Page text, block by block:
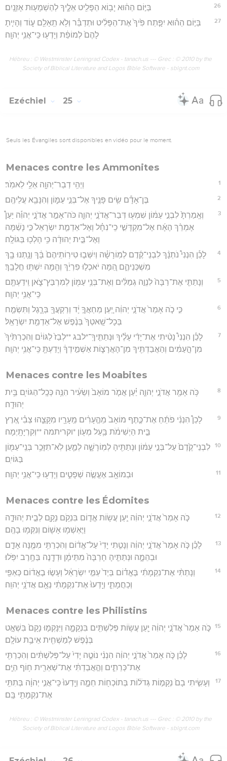
26 בַּיּ֣וֹם הַה֔וּא יָב֥וֹא הַפָּלִ֖יט אֵלֶ֑יךָ לְהַשְׁמָע֖וּת אָזְנָֽיִם׃
27
בַּיּ֣וֹם הַה֗וּא יִפָּ֤תַח פִּ֙יךָ֙ אֶת־הַפָּלִ֔יט וּתְדַבֵּ֕ר וְלֹ֥א תֵֽאָלֵ֖ם ע֑וֹד וְהָיִ֤יתָ
לָהֶם֙ לְמוֹפֵ֔ת וְיָדְע֖וּ כִּֽי־אֲנִ֥י יְהוָֽה׃
Hébreu : © Westminster Leningrad Codex - tanach.us --- Grec : © 2010 by the
Society of Biblical Literature and Logos Bible Software - sblgnt.com
Ezéchiel 25
Seuls les Évangiles sont disponibles en vidéo pour le moment.
Menaces contre les Ammonites
1 וַיְהִ֥י דְבַר־יְהוָ֖ה אֵלַ֥י לֵאמֹֽר׃
2 בֶּן־אָדָ֕ם שִׂ֥ים פָּנֶ֖יךָ אֶל־בְּנֵ֣י עַמּ֑וֹן וְהִנָּבֵ֖א עֲלֵיהֶֽם׃
3
וְאָֽמַרְתָּ֙ לִבְנֵ֣י עַמּ֔וֹן שִׁמְע֖וּ דְּבַר־אֲדֹנָ֣י יְהוִ֑ה כֹּה־אָמַ֣ר אֲדֹנָ֣י יְהוִ֡ה יַעַן֩
אָמְרֵ֨ךְ הֶאָ֜ח אֶל־מִקְדָּשִׁ֣י כִֽי־נִחָ֗ל וְאֶל־אַדְמַ֤ת יִשְׂרָאֵל֙ כִּ֣י נָשַׁ֔מָּה
וְאֶל־בֵּ֣ית יְהוּדָ֔ה כִּ֥י הָלְכ֖וּ בַּגּוֹלָֽה׃
4
לָכֵ֡ן הִנְנִי֩ נֹתְנָ֨ךְ לִבְנֵי־קֶ֜דֶם לְמֽוֹרָשָׁ֗ה וְיִשְּׁב֤וּ טִירֽוֹתֵיהֶם֙ בָּ֔ךְ וְנָ֥תְנוּ בָ֖ךְ
מִשְׁכְּנֵיהֶ֑ם הֵ֚מָּה יֹאכְל֣וּ פִרְיֵ֔ךְ וְהֵ֖מָּה יִשְׁתּ֥וּ חֲלָבֵֽךְ׃
5
וְנָתַתִּ֤י אֶת־רַבָּה֙ לִנְוֵ֣ה גְמַלִּ֔ים וְאֶת־בְּנֵ֥י עַמּ֖וֹן לְמִרְבַּץ־צֹ֑אן וִֽידַעְתֶּ֖ם
כִּֽי־אֲנִ֥י יְהוָֽה׃
6
כִּ֣י כֹ֤ה אָמַר֙ אֲדֹנָ֣י יְהוִ֔ה יַ֚עַן מַחְאֲךָ֣ יָ֔ד וְרַקְעֲךָ֖ בְּרָ֑גֶל וַתִּשְׂמַ֤ח
בְּכָל־שָֽׁאטְךָ֙ בְּנֶ֔פֶשׁ אֶל־אַדְמַ֖ת יִשְׂרָאֵֽל׃
7
לָכֵ֡ן הִנְנִי֩ נָטִ֨יתִי אֶת־יָדִ֜י עָלֶ֗יךָ וּנְתַתִּ֤יךָֽ־*לבג **לְבַז֙ לַגּוֹיִ֔ם וְהִכְרַתִּ֙יךָ֙
מִן־הָ֣עַמִּ֔ים וְהַאֲבַדְתִּ֖יךָ מִן־הָאֲרָצ֑וֹת אַשְׁמִ֣ידְךָ֔ וְיָדַעְתָּ֖ כִּֽי־אֲנִ֥י יְהוָֽה׃
Menaces contre les Moabites
8
כֹּ֥ה אָמַ֖ר אֲדֹנָ֣י יְהוִ֑ה יַ֗עַן אֲמֹ֤ר מוֹאָב֙ וְשֵׂעִ֔יר הִנֵּ֥ה כְּכָֽל־הַגּוֹיִ֖ם בֵּ֥ית
יְהוּדָֽה׃
9
לָכֵן֩ הִנְנִ֨י פֹתֵ֜חַ אֶת־כֶּ֤תֶף מוֹאָב֙ מֵהֶ֣עָרִ֔ים מֵֽעָרָ֖יו מִקָּצֵ֑הוּ צְבִ֗י אֶ֚רֶץ
בֵּ֣ית הַיְשִׁימֹ֔ת בַּ֥עַל מְע֖וֹן *וקריתמה **וְקִרְיָתָֽיְמָה׃
10
לִבְנֵי־קֶ֙דֶם֙ עַל־בְּנֵ֣י עַמּ֔וֹן וּנְתַתִּ֖יהָ לְמֽוֹרָשָׁ֑ה לְמַ֛עַן לֹֽא־תִזָּכֵ֥ר בְּנֵֽי־עַמּ֖וֹן
בַּגּוֹיִֽם׃
11 וּבְמוֹאָ֖ב אֶעֱשֶׂ֣ה שְׁפָטִ֑ים וְיָדְע֖וּ כִּֽי־אֲנִ֥י יְהוָֽה׃
Menaces contre les Édomites
12
כֹּ֤ה אָמַר֙ אֲדֹנָ֣י יְהוִ֔ה יַ֣עַן עֲשׂ֥וֹת אֱד֛וֹם בִּנְקֹ֥ם נָקָ֖ם לְבֵ֣ית יְהוּדָ֑ה
וַיֶּאְשְׁמ֥וּ אָשׁ֖וֹם וְנִקְּמ֥וּ בָהֶֽם׃
13
לָכֵ֗ן כֹּ֤ה אָמַר֙ אֲדֹנָ֣י יְהוִ֔ה וְנָטִ֤תִי יָדִי֙ עַל־אֱד֔וֹם וְהִכְרַתִּ֥י מִמֶּ֖נָּה אָדָ֣ם
וּבְהֵמָ֑ה וּנְתַתִּ֤יהָ חָרְבָּה֙ מִתֵּימָ֔ן וּדְדָ֖נֶה בַּחֶ֥רֶב יִפֹּֽלוּ׃
14
וְנָתַתִּ֨י אֶת־נִקְמָתִ֜י בֶּאֱד֗וֹם בְּיַד֙ עַמִּ֣י יִשְׂרָאֵ֔ל וְעָשׂ֣וּ בֶאֱד֔וֹם כְּאַפִּ֖י
וְכַחֲמָתִ֑י וְיָֽדְעוּ֙ אֶת־נִקְמָתִ֔י נְאֻ֖ם אֲדֹנָ֥י יְהוִֽה׃
Menaces contre les Philistins
15
כֹּ֤ה אָמַר֙ אֲדֹנָ֣י יְהוִ֔ה יַ֛עַן עֲשׂ֥וֹת פְּלִשְׁתִּ֖ים בִּנְקָמָ֑ה וַיִּנָּקְמ֤וּ נָקָם֙ בִּשְׁאָ֣ט
בְּנֶ֔פֶשׁ לְמַשְׁחִ֖ית אֵיבַ֥ת עוֹלָֽם׃
16
לָכֵ֗ן כֹּ֤ה אָמַר֙ אֲדֹנָ֣י יְהוִ֔ה הִנְנִ֨י נוֹטֶ֤ה יָדִי֙ עַל־פְּלִשְׁתִּ֔ים וְהִכְרַתִּ֖י
אֶת־כְּרֵתִ֑ים וְהַ֣אֲבַדְתִּ֔י אֶת־שְׁאֵרִ֖ית ח֥וֹף הַיָּֽם׃
17
וְעָשִׂ֤יתִי בָם֙ נְקָמ֣וֹת גְּדֹל֔וֹת בְּתוֹכְח֖וֹת חֵמָ֑ה וְיָֽדְעוּ֙ כִּֽי־אֲנִ֣י יְהוָ֔ה בְּתִתִּ֥י
אֶת־נִקְמָתִ֖י בָּֽם׃
Hébreu : © Westminster Leningrad Codex - tanach.us --- Grec : © 2010 by the
Society of Biblical Literature and Logos Bible Software - sblgnt.com